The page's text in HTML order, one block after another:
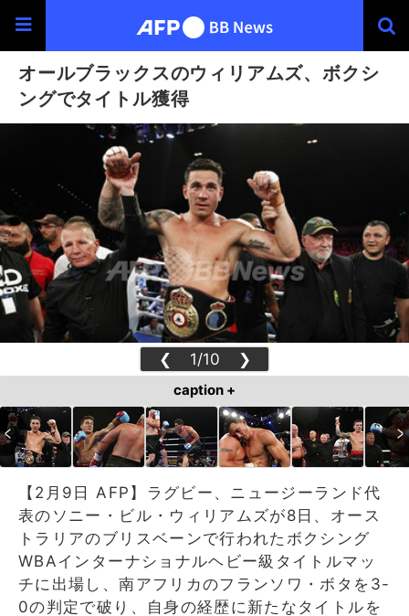
オールブラックスのウィリアムズ、ボクシ
ングでタイトル獲得
❮ 1/10 ❯
caption +
【2月9日 AFP】ラグビー、ニュージーランド代
表のソニー・ビル・ウィリアムズが8日、オース
トラリアのブリスベーンで行われたボクシング
WBAインターナショナルヘビー級タイトルマッ
チに出場し、南アフリカのフランソワ・ボタを3-
0の判定で破り、自身の経歴に新たなタイトルを